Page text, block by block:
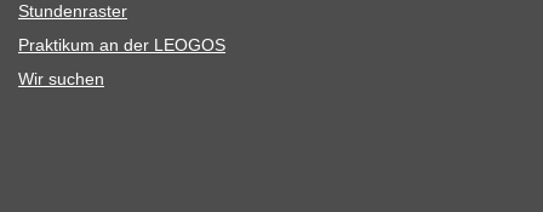
Stun­den­ras­ter
Prak­ti­kum an der LEOGOS
Wir suchen